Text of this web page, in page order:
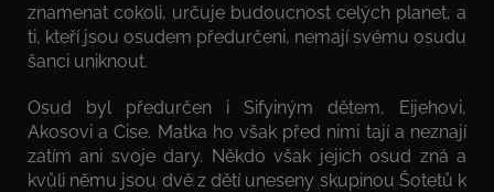
znamenat cokoli, určuje budoucnost celých planet, a
ti, kteří jsou osudem předurčeni, nemají svému osudu
šanci uniknout.
Osud byl předurčen i Sifyiným dětem, Eijehovi,
Akosovi a Cise. Matka ho však před nimi tají a neznají
zatím ani svoje dary. Někdo však jejich osud zná a
kvůli němu jsou dvě z dětí uneseny skupinou Šotetů k